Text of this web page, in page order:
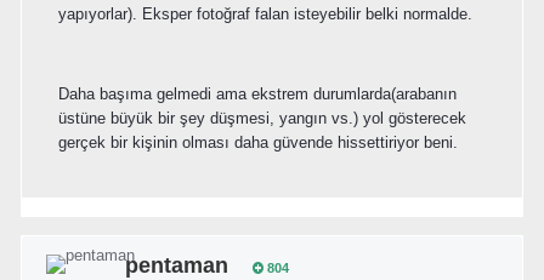
yapıyorlar). Eksper fotoğraf falan isteyebilir belki normalde.
Daha başıma gelmedi ama ekstrem durumlarda(arabanın
üstüne büyük bir şey düşmesi, yangın vs.) yol gösterecek
gerçek bir kişinin olması daha güvende hissettiriyor beni.
pentaman 804